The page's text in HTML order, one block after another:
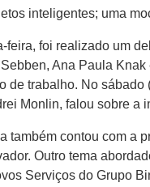
inteligentes; uma
feira, foi realizado um
Ana Paula
de trabalho. No
Monlin, falou sobre a
também contou com a
Outro tema
Serviços do Grupo